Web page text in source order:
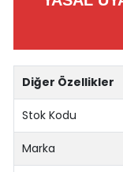
Diğer Özellikler
Stok Kodu
Marka